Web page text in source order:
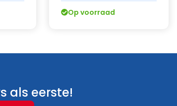
Op voorraad
als eerste!